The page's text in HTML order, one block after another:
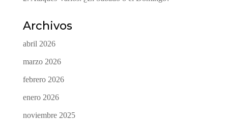
Archivos
abril 2026
marzo 2026
febrero 2026
enero 2026
noviembre 2025